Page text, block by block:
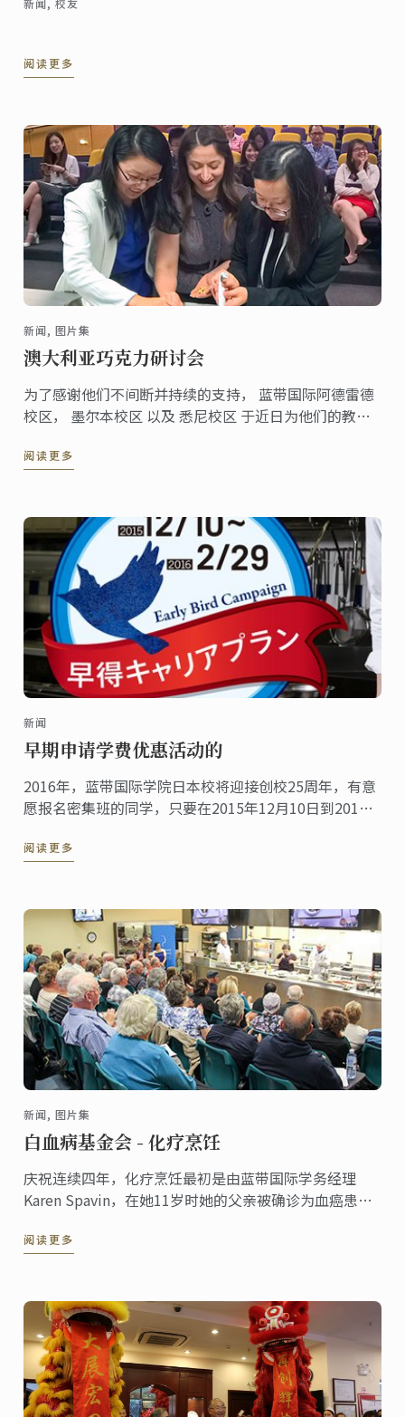
新闻, 校友
阅读更多
新闻, 图片集
澳大利亚巧克力研讨会
为了感谢他们不间断并持续的支持， 蓝带国际阿德雷德
校区， 墨尔本校区 以及 悉尼校区 于近日为他们的教育
阅读更多
新闻
早期申请学费优惠活动的
2016年，蓝带国际学院日本校将迎接创校25周年，有意
愿报名密集班的同学，只要在2015年12月10日到2016
月学费调涨前的学费优惠。
阅读更多
新闻, 图片集
白血病基金会 - 化疗烹饪
庆祝连续四年，化疗烹饪最初是由蓝带国际学务经理
Karen Spavin，在她11岁时她的父亲被确诊为血癌患者
阅读更多